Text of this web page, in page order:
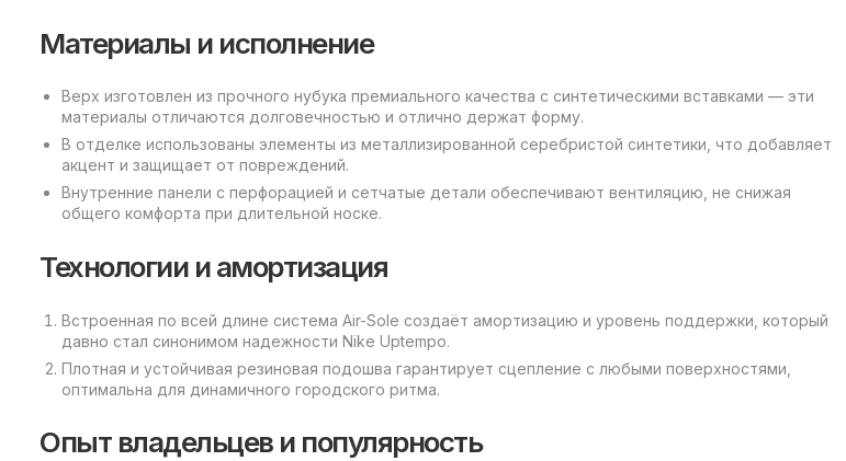
Материалы и исполнение
Верх изготовлен из прочного нубука премиального качества с синтетическими вставками — эти
материалы отличаются долговечностью и отлично держат форму.
В отделке использованы элементы из металлизированной серебристой синтетики, что добавляет
акцент и защищает от повреждений.
Внутренние панели с перфорацией и сетчатые детали обеспечивают вентиляцию, не снижая
общего комфорта при длительной носке.
Технологии и амортизация
Встроенная по всей длине система Air-Sole создаёт амортизацию и уровень поддержки, который
давно стал синонимом надежности Nike Uptempo.
Плотная и устойчивая резиновая подошва гарантирует сцепление с любыми поверхностями,
оптимальна для динамичного городского ритма.
Опыт владельцев и популярность